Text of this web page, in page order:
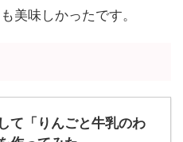
美味しかったです。
て「りんごと牛乳のわ